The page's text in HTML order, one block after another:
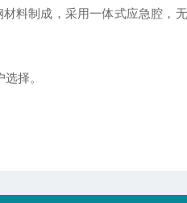
料制成，采用一体式应急腔，
择。